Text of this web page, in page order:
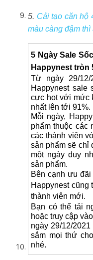
5. Cải tạo căn hộ
màu càng đậm
5 Ngày Sale
Happynest tròn
Từ ngày 29/12/
Happynest sale
cực hot với mức
nhất lên tới 91%.
Mỗi ngày,
phẩm thuộc các
các thành viên
sản phẩm sẽ chỉ
một ngày duy
sản phẩm.
Bên cạnh ưu
Happynest cũng
thành viên mới.
Bạn có thể tải
hoặc truy cập
ngày 29/12/
sắm mọi thứ
nhé.